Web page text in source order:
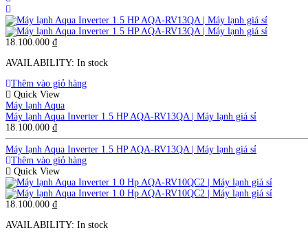
18.100.000 ₫
AVAILABILITY: In stock
Thêm vào giỏ hàng
Quick View
Máy lạnh Aqua
Máy lạnh Aqua Inverter 1.5 HP AQA-RV13QA | Máy lạnh giá sỉ
18.100.000 ₫
Máy lạnh Aqua Inverter 1.5 HP AQA-RV13QA | Máy lạnh giá sỉ
Thêm vào giỏ hàng
Quick View
18.100.000 ₫
AVAILABILITY: In stock